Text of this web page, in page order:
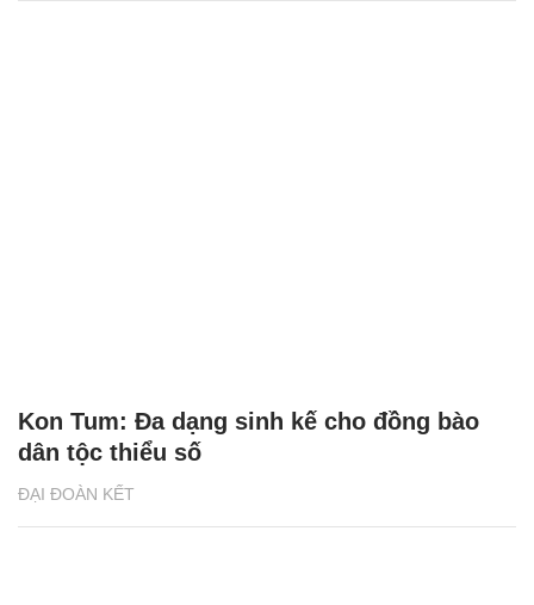
ĐẠI ĐOÀN KẾT
Kon Tum: Đa dạng sinh kế cho đồng bào
dân tộc thiểu số